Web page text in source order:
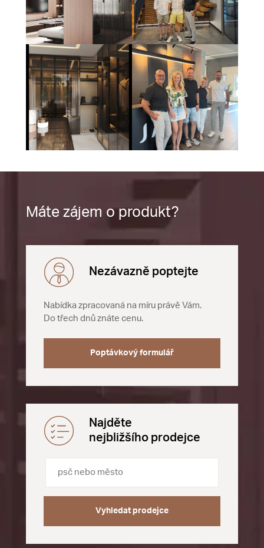
Máte zájem o produkt?
Nezávazně poptejte
Nabídka zpracovaná na míru právě Vám.
Do třech dnů znáte cenu.
Poptávkový formulář
Najděte
nejbližšího prodejce
Vyhledat prodejce